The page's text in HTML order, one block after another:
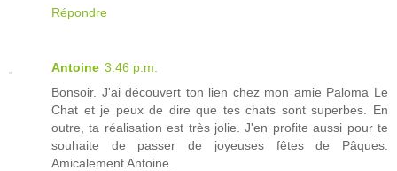
Répondre
Antoine 3:46 p.m.
Bonsoir. J'ai découvert ton lien chez mon amie Paloma Le
Chat et je peux de dire que tes chats sont superbes. En
outre, ta réalisation est très jolie. J'en profite aussi pour te
souhaite de passer de joyeuses fêtes de Pâques.
Amicalement Antoine.